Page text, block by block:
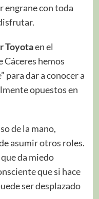
engrane con toda
Toyotaen el
Cáceres hemos
para dar a conocer a
opuestos en
de la mano,
asumir otros roles.
da miedo
que si hace
ser desplazado